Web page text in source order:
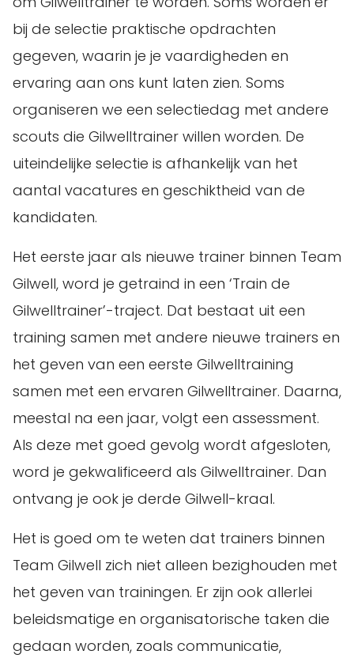
bij de selectie praktische opdrachten
gegeven, waarin je je vaardigheden en
ervaring aan ons kunt laten zien. Soms
organiseren we een selectiedag met andere
scouts die Gilwelltrainer willen worden. De
uiteindelijke selectie is afhankelijk van het
aantal vacatures en geschiktheid van de
kandidaten.
Het eerste jaar als nieuwe trainer binnen Team
Gilwell, word je getraind in een ‘Train de
Gilwelltrainer’-traject. Dat bestaat uit een
training samen met andere nieuwe trainers en
het geven van een eerste Gilwelltraining
samen met een ervaren Gilwelltrainer. Daarna,
meestal na een jaar, volgt een assessment.
Als deze met goed gevolg wordt afgesloten,
word je gekwalificeerd als Gilwelltrainer. Dan
ontvang je ook je derde Gilwell-kraal.
Het is goed om te weten dat trainers binnen
Team Gilwell zich niet alleen bezighouden met
het geven van trainingen. Er zijn ook allerlei
beleidsmatige en organisatorische taken die
gedaan worden, zoals communicatie,